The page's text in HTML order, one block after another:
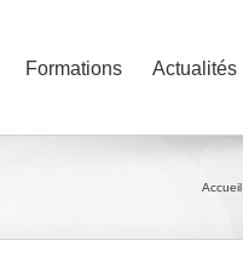
Formations Actualités
Accueil